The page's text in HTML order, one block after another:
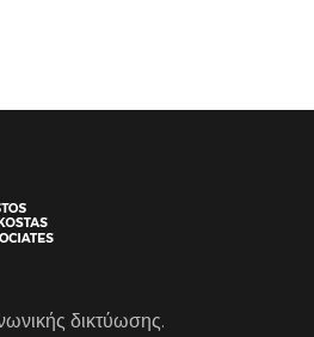
δικτύωσης.